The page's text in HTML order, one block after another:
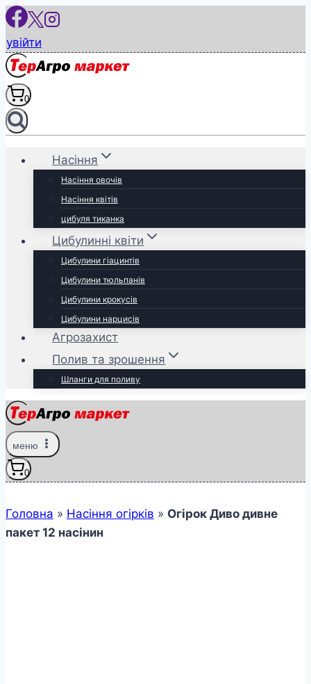
Перейти
вмісту
увійти
0
Насіння
Насіння овочів
Насіння квітів
цибуля тиканка
Цибулинні квіти
Цибулини гіацинтів
Цибулини тюльпанів
Цибулини крокусів
Цибулини нарцисів
Агрозахист
Полив та зрошення
Шланги для поливу
меню
0
Головна » Насіння огірків » Огірок Диво дивне
пакет 12 насінин